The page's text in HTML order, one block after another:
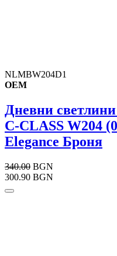
NLMBW204D1
OEM
Дневни
C-CLASS W204
Elegance Броня
340.00 BGN
300.90 BGN